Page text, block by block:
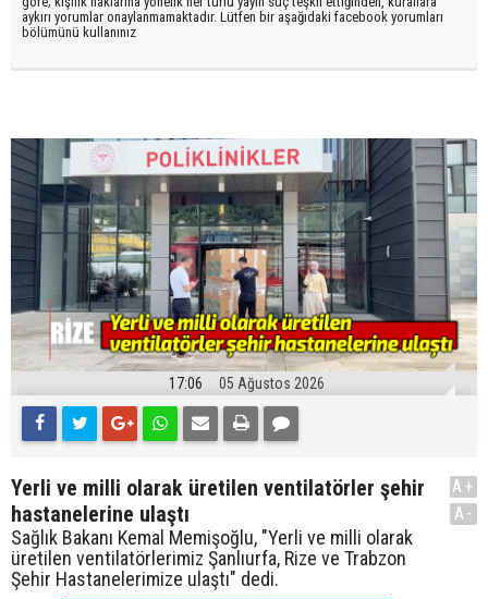
aykırı yorumlar onaylanmamaktadır. Lütfen bir aşağıdaki facebook yorumları
bölümünü kullanınız
17:06 05 Ağustos 2026
Yerli ve milli olarak üretilen ventilatörler şehir
hastanelerine ulaştı
Sağlık Bakanı Kemal Memişoğlu, "Yerli ve milli olarak
üretilen ventilatörlerimiz Şanlıurfa, Rize ve Trabzon
Şehir Hastanelerimize ulaştı" dedi.
A+
A-